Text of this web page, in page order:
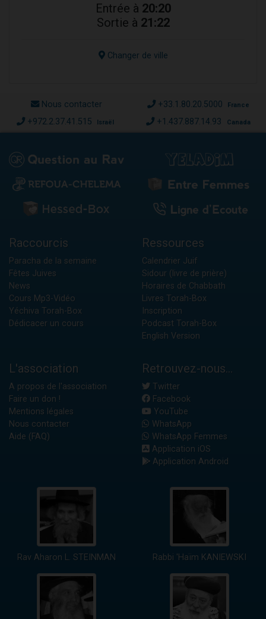
Entrée à 20:20
Sortie à 21:22
Changer de ville
Nous contacter +33.1.80.20.5000 France
+972.2.37.41.515 Israël +1.437.887.14.93 Canada
Raccourcis
Paracha de la semaine
Fêtes Juives
News
Cours Mp3-Vidéo
Yéchiva Torah-Box
Dédicacer un cours
Ressources
Calendrier Juif
Sidour (livre de prière)
Horaires de Chabbath
Livres Torah-Box
Inscription
Podcast Torah-Box
English Version
L'association
A propos de l'association
Faire un don !
Mentions légales
Nous contacter
Aide (FAQ)
Retrouvez-nous...
Twitter
Facebook
YouTube
WhatsApp
WhatsApp Femmes
Application iOS
Application Android
Rav Aharon L. STEINMAN Rabbi 'Haïm KANIEWSKI